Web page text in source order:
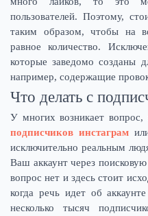
пользователей. Поэтому,
таким образом, чтобы на
равное количество.
которые заведомо созданы
например, содержащие
Что делать с
У многих возникает
подписчиков инстаграмили
исключительно реальным
Ваш аккаунт через
вопрос нет и здесь стоит
когда речь идет об
несколько тысяч